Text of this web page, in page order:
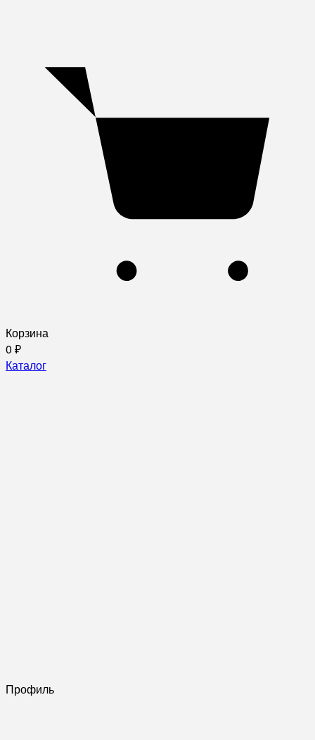
Корзина
0 ₽
Каталог
Профиль